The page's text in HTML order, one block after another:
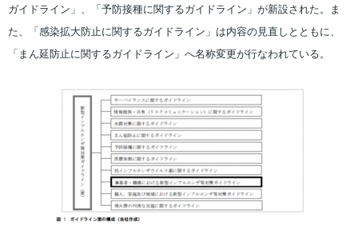
ガイドライン」、「予防接種に関するガイドライン」が新設された。ま
た、「感染拡大防止に関するガイドライン」は内容の見直しとともに、
「まん延防止に関するガイドライン」へ名称変更が行なわれている。